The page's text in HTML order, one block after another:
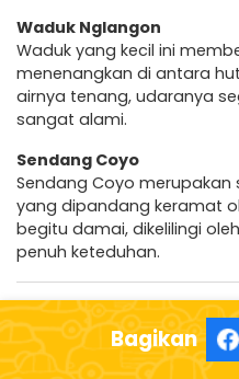
Waduk Nglangon
Waduk yang kecil ini
menenangkan di antara
airnya tenang, udaranya
sangat alami.
Sendang Coyo
Sendang Coyo
yang dipandang keramat
begitu damai, dikelilingi
penuh keteduhan.
Bagikan